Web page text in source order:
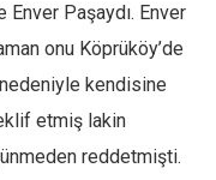
Enver Paşaydı. Enver
onu Köprüköy’de
kendisine
etmiş lakin
reddetmişti.